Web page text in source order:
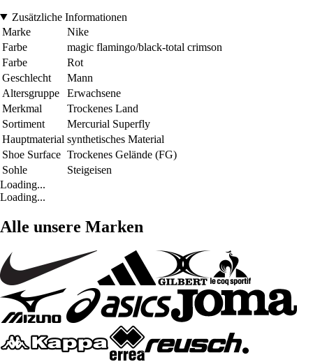
Zusätzliche Informationen
Marke
Nike
Farbe
magic flamingo/black-total crimson
Farbe
Rot
Geschlecht
Mann
Altersgruppe
Erwachsene
Merkmal
Trockenes Land
Sortiment
Mercurial Superfly
Hauptmaterial synthetisches Material
Shoe Surface Trockenes Gelände (FG)
Sohle
Steigeisen
Loading...
Loading...
Alle unsere Marken